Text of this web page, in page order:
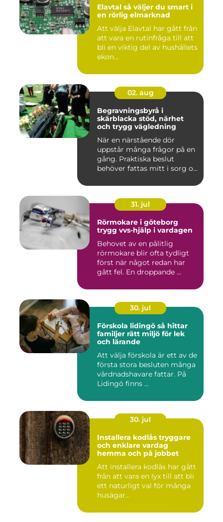
Elavtal så väljer du smart i
en rörlig elmarknad
Att välja Elavtal har gått från
att vara en rutinfråga till att
bli en viktig del av hushållets
ekon...
02. aug
Begravningsbyrå i
skärblacka stöd, närhet
och trygg vägledning
När en närstående dör
uppstår många frågor på en
gång. Praktiska beslut
behöver fattas mitt i sorg o...
31. jul
Rörmokare i göteborg
trygg vvs-hjälp i vardagen
Behovet av en pålitlig
rörmokare blir ofta tydligt
först när något redan har
gått fel. En droppande ...
30. jul
Förskola lidingö så hittar
familjer rätt miljö för lek
och lärande
Att välja förskola är ett av de
första stora besluten många
vårdnadshavare fattar. På
Lidingö finns ...
30. jul
Installera kodlås tryggare
och enklare vardag
hemma och på jobbet
Att installera kodlås har gått
från att vara en lyx till att bli
ett naturligt val för många
husägar...